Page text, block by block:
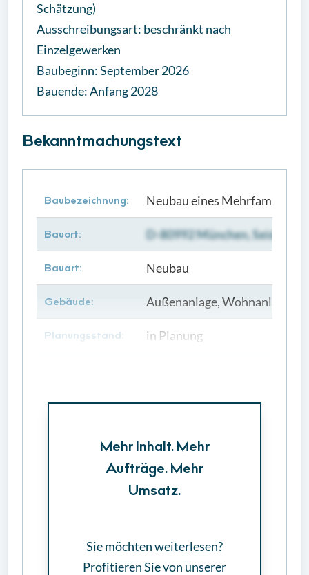
Schätzung)
Ausschreibungsart: beschränkt nach
Einzelgewerken
Baubeginn: September 2026
Bauende: Anfang 2028
Bekanntmachungstext
Baubezeichnung: Neubau eines
Bauort: D-80992 München,
Bauart: Neubau
Gebäude: Außenanlage, Wohnanlage
Planungsstand: in Planung
Mehr Inhalt. Mehr
Aufträge. Mehr
Umsatz.
Sie möchten weiterlesen?
Profitieren Sie von unserer